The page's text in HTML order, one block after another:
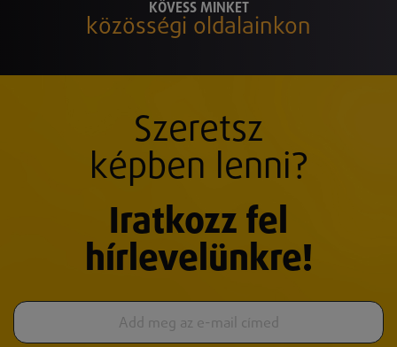
KÖVESS MINKET
közösségi oldalainkon
Szeretsz
képben lenni?
Iratkozz fel
hírlevelünkre!